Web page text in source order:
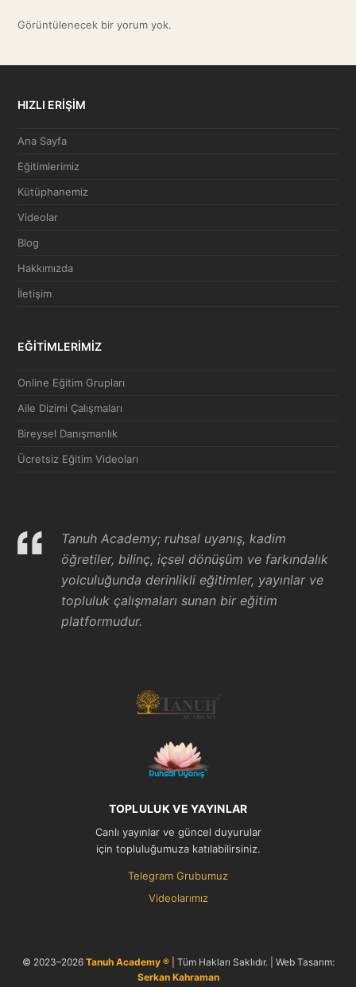
Görüntülenecek bir yorum yok.
HIZLI ERİŞİM
Ana Sayfa
Eğitimlerimiz
Kütüphanemiz
Videolar
Blog
Hakkımızda
İletişim
EĞİTİMLERİMİZ
Online Eğitim Grupları
Aile Dizimi Çalışmaları
Bireysel Danışmanlık
Ücretsiz Eğitim Videoları
Tanuh Academy; ruhsal uyanış, kadim
öğretiler, bilinç, içsel dönüşüm ve farkındalık
yolculuğunda derinlikli eğitimler, yayınlar ve
topluluk çalışmaları sunan bir eğitim
platformudur.
TOPLULUK VE YAYINLAR
Canlı yayınlar ve güncel duyurular
için topluluğumuza katılabilirsiniz.
Telegram Grubumuz
Videolarımız
© 2023–2026 Tanuh Academy ®
| Tüm Hakları Saklıdır. | Web Tasarım:
Serkan Kahraman